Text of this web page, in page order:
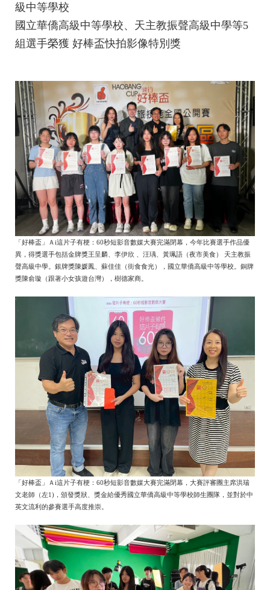
級中等學校
國立華僑高級中等學校、天主教振聲高級中學等5
組選手榮獲 好棒盃快拍影像特別獎
「好棒盃」Ａi這片子有梗：60秒短影音數媒大賽完滿閉幕，今年比賽選手作品優
異，得獎選手包括金牌獎王呈麟、李伊欣 、汪瑀、黃珮語（夜市美食） 天主教振
聲高級中學。銀牌獎陳媛鳳、蘇佳佳（街食食光），國立華僑高級中等學校。銅牌
獎陳俞璇（跟著小女孩遊台灣），樹德家商。
「好棒盃」Ａi這片子有梗：60秒短影音數媒大賽完滿閉幕，大賽評審團主席洪瑞
文老師（左1)，頒發獎狀、獎金給優秀國立華僑高級中等學校師生團隊，並對於中
英文流利的參賽選手高度推崇。